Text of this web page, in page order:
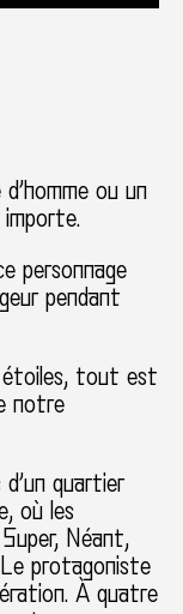
ou un
importe.
personnage
pendant
étoiles, tout est
notre
quartier
où les
Néant,
protagoniste
À quatre